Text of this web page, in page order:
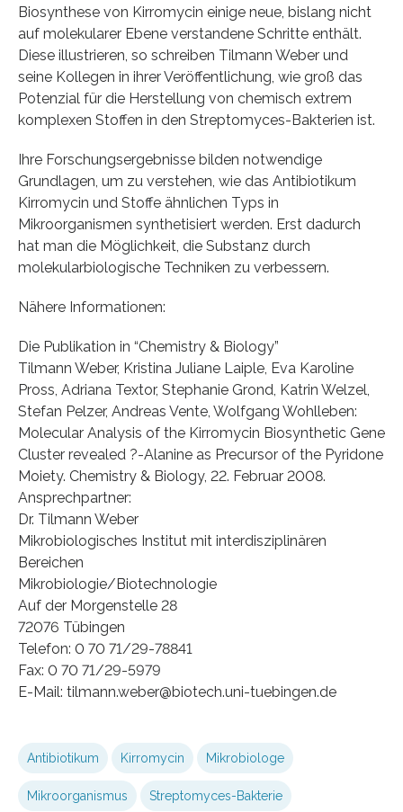
Biosynthese von Kirromycin einige neue, bislang nicht
auf molekularer Ebene verstandene Schritte enthält.
Diese illustrieren, so schreiben Tilmann Weber und
seine Kollegen in ihrer Veröffentlichung, wie groß das
Potenzial für die Herstellung von chemisch extrem
komplexen Stoffen in den Streptomyces-Bakterien ist.
Ihre Forschungsergebnisse bilden notwendige
Grundlagen, um zu verstehen, wie das Antibiotikum
Kirromycin und Stoffe ähnlichen Typs in
Mikroorganismen synthetisiert werden. Erst dadurch
hat man die Möglichkeit, die Substanz durch
molekularbiologische Techniken zu verbessern.
Nähere Informationen:
Die Publikation in “Chemistry & Biology”
Tilmann Weber, Kristina Juliane Laiple, Eva Karoline
Pross, Adriana Textor, Stephanie Grond, Katrin Welzel,
Stefan Pelzer, Andreas Vente, Wolfgang Wohlleben:
Molecular Analysis of the Kirromycin Biosynthetic Gene
Cluster revealed ?-Alanine as Precursor of the Pyridone
Moiety. Chemistry & Biology, 22. Februar 2008.
Ansprechpartner:
Dr. Tilmann Weber
Mikrobiologisches Institut mit interdisziplinären
Bereichen
Mikrobiologie/Biotechnologie
Auf der Morgenstelle 28
72076 Tübingen
Telefon: 0 70 71/29-78841
Fax: 0 70 71/29-5979
E-Mail: tilmann.weber@biotech.uni-tuebingen.de
Antibiotikum Kirromycin Mikrobiologe
Mikroorganismus Streptomyces-Bakterie